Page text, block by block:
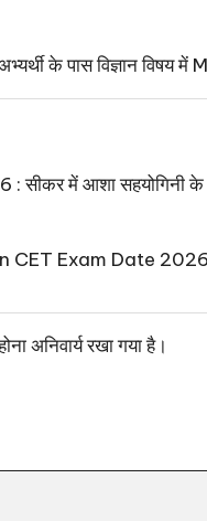
के पास विज्ञान विषय में
में आशा सहयोगिनी के
Exam Date 2026:
अनिवार्य रखा गया है।